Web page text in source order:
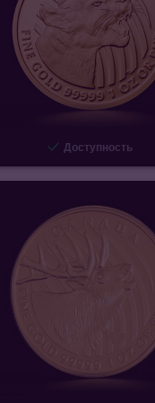
Доступность